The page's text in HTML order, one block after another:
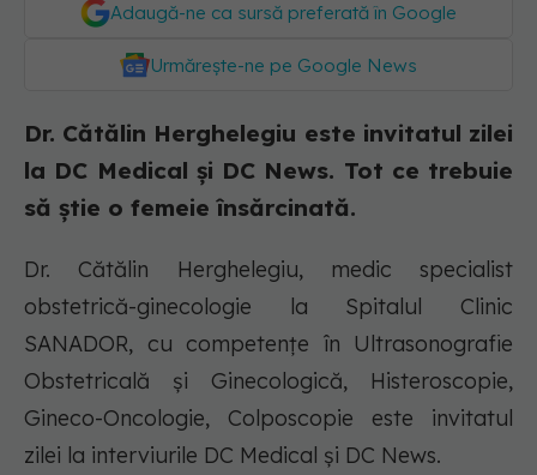
Adaugă-ne ca sursă preferată în Google
Urmărește-ne pe Google News
Dr. Cătălin Herghelegiu este invitatul zilei
la DC Medical și DC News. Tot ce trebuie
să știe o femeie însărcinată.
Dr. Cătălin Herghelegiu, medic specialist
obstetrică-ginecologie la Spitalul Clinic
SANADOR, cu competențe în Ultrasonografie
Obstetricală și Ginecologică, Histeroscopie,
Gineco-Oncologie, Colposcopie este invitatul
zilei la interviurile DC Medical și DC News.